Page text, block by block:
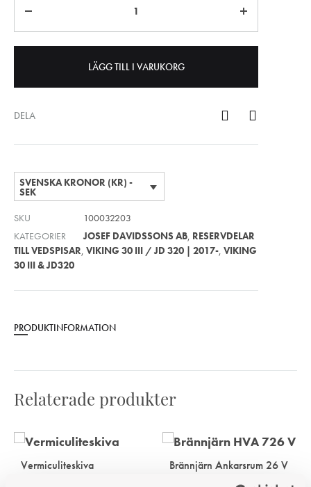
LÄGG TILL I VARUKORG
DELA
SVENSKA KRONOR (KR) -
SEK
SKU
100032203
KATEGORIER
JOSEF DAVIDSSONS AB, RESERVDELAR
TILL VEDSPISAR, VIKING 30 III / JD 320 | 2017-, VIKING
30 III & JD320
PRODUKTINFORMATION
Relaterade produkter
Vermiculiteskiva Brännjärn Ankarsrum 26 V